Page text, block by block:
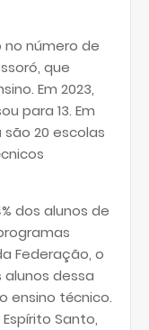
número de
que
Em 2023,
para 13. Em
são 20 escolas
dos alunos de
Federação, o
alunos dessa
ensino técnico.
Santo,